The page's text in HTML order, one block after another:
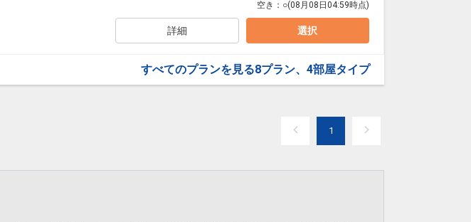
空き： ○(08月08日04:59時点)
詳細 選択
すべてのプランを見る8プラン、4部屋タイプ
1